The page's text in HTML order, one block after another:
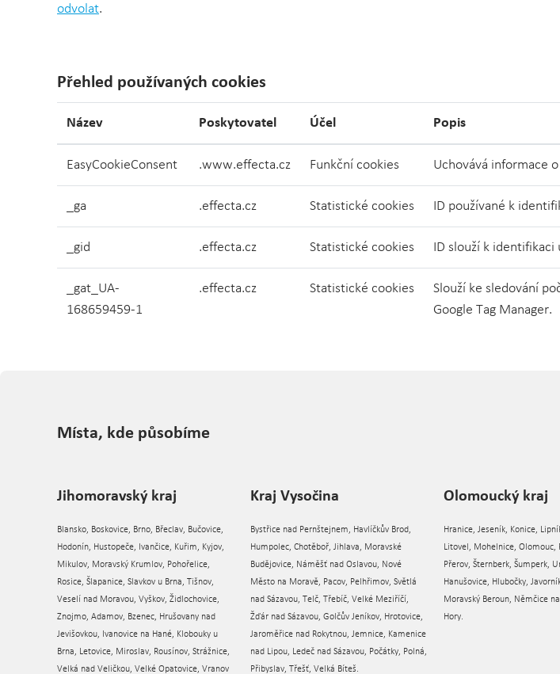
odvolat.
Přehled používaných cookies
Název Poskytovatel Účel Popis
EasyCookieConsent .www.effecta.cz Funkční cookies Uchovává informace
_ga .effecta.cz Statistické cookies ID používané k
_gid .effecta.cz Statistické cookies ID slouží k identifikaci
_gat_UA-
168659459-1
.effecta.cz Statistické cookies
Slouží ke sledování
Google Tag Manager.
Místa, kde působíme
Jihomoravský kraj
Blansko, Boskovice, Brno, Břeclav, Bučovice,
Hodonín, Hustopeče, Ivančice, Kuřim, Kyjov,
Mikulov, Moravský Krumlov, Pohořelice,
Rosice, Šlapanice, Slavkov u Brna, Tišnov,
Veselí nad Moravou, Vyškov, Židlochovice,
Znojmo, Adamov, Bzenec, Hrušovany nad
Jevišovkou, Ivanovice na Hané, Klobouky u
Brna, Letovice, Miroslav, Rousínov, Strážnice,
Velká nad Veličkou, Velké Opatovice, Vranov
Kraj Vysočina
Bystřice nad Pernštejnem, Havlíčkův Brod,
Humpolec, Chotěboř, Jihlava, Moravské
Budějovice, Náměšť nad Oslavou, Nové
Město na Moravě, Pacov, Pelhřimov, Světlá
nad Sázavou, Telč, Třebíč, Velké Meziříčí,
Žďár nad Sázavou, Golčův Jeníkov, Hrotovice,
Jaroměřice nad Rokytnou, Jemnice, Kamenice
nad Lipou, Ledeč nad Sázavou, Počátky, Polná,
Přibyslav, Třešť, Velká Bíteš.
Olomoucký kraj
Hranice, Jeseník, Konice,
Litovel, Mohelnice, Olomouc,
Přerov, Šternberk, Šumperk,
Hanušovice, Hlubočky,
Moravský Beroun, Němčice
Hory.